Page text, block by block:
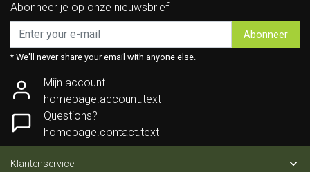
Abonneer je op onze nieuwsbrief
Abonneer
* We'll never share your email with anyone else.
Mijn account
homepage.account.text
Questions?
homepage.contact.text
Klantenservice